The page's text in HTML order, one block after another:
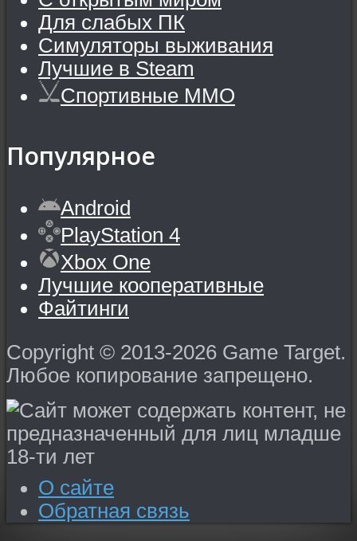
Для слабых ПК
Симуляторы выживания
Лучшие в Steam
Спортивные MMO
Популярное
Android
PlayStation 4
Xbox One
Лучшие кооперативные
Файтинги
Copyright © 2013-2026 Game Target.
Любое копирование запрещено.
О сайте
Обратная связь